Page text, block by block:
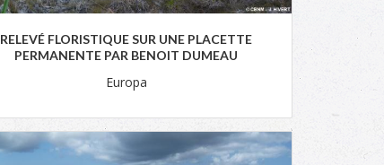
RELEVÉ FLORISTIQUE SUR UNE PLACETTE
PERMANENTE PAR BENOIT DUMEAU
Europa